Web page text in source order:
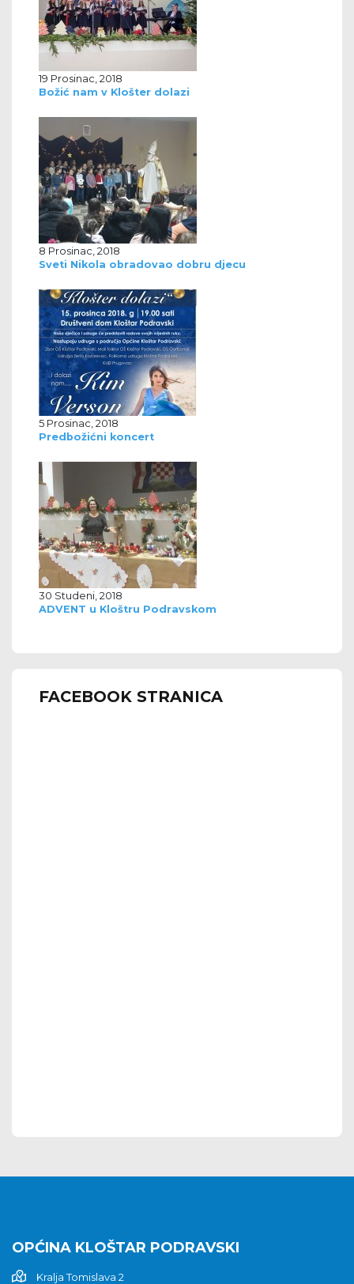
19 Prosinac, 2018
Božić nam v Klošter dolazi
8 Prosinac, 2018
Sveti Nikola obradovao dobru djecu
5 Prosinac, 2018
Predbožićni koncert
30 Studeni, 2018
ADVENT u Kloštru Podravskom
FACEBOOK STRANICA
OPĆINA KLOŠTAR PODRAVSKI
Kralja Tomislava 2